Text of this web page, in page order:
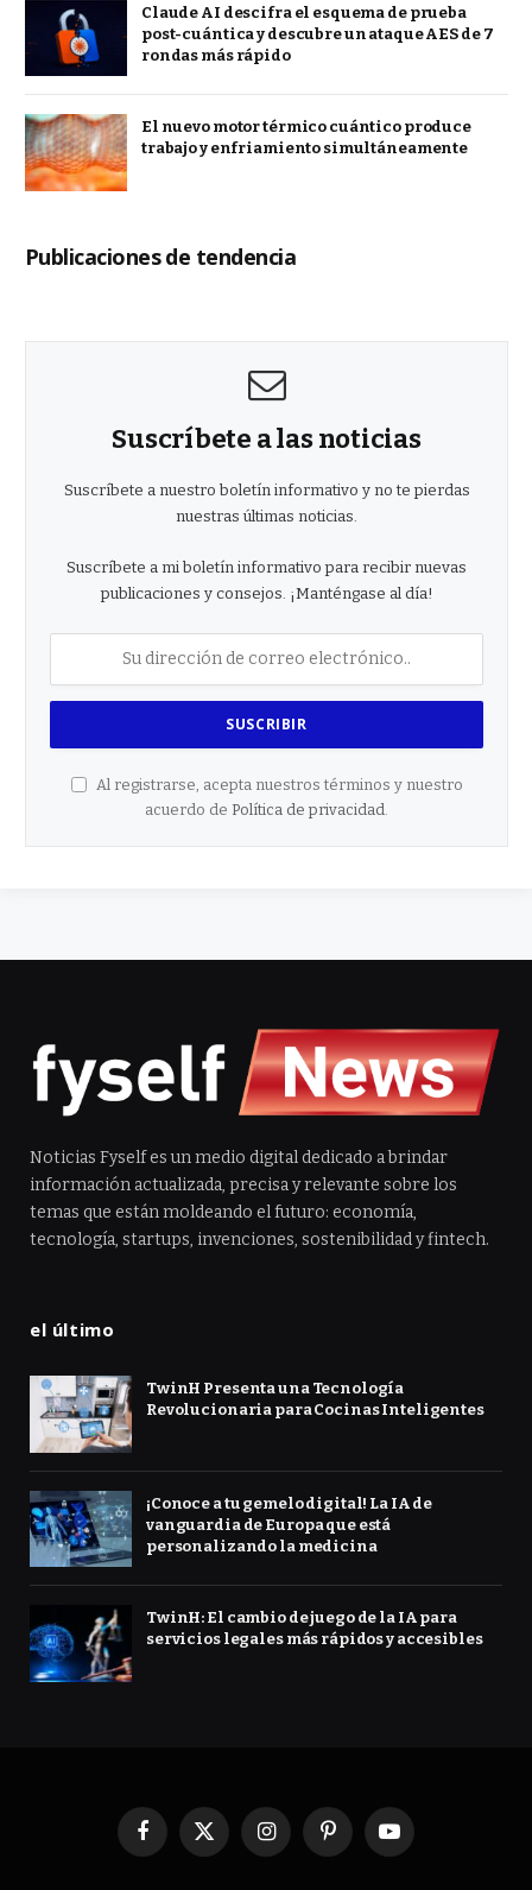
Claude AI descifra el esquema de prueba
post-cuántica y descubre un ataque AES de 7
rondas más rápido
El nuevo motor térmico cuántico produce
trabajo y enfriamiento simultáneamente
Publicaciones de tendencia
Suscríbete a las noticias
Suscríbete a nuestro boletín informativo y no te pierdas
nuestras últimas noticias.
Suscríbete a mi boletín informativo para recibir nuevas
publicaciones y consejos. ¡Manténgase al día!
Al registrarse, acepta nuestros términos y nuestro
acuerdo de Política de privacidad
Noticias Fyself es un medio digital dedicado a brindar
información actualizada, precisa y relevante sobre los
temas que están moldeando el futuro: economía,
tecnología, startups, invenciones, sostenibilidad y fintech.
el último
TwinH Presenta una Tecnología
Revolucionaria para Cocinas Inteligentes
¡Conoce a tu gemelo digital! La IA de
vanguardia de Europa que está
personalizando la medicina
TwinH: El cambio de juego de la IA para
servicios legales más rápidos y accesibles
Facebook
X
InstagramPinterestYouTube